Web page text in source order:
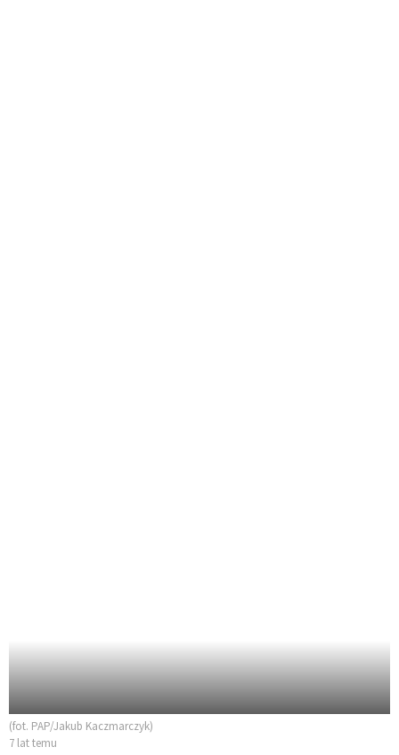
(fot. PAP/Jakub Kaczmarczyk)
7 lat temu